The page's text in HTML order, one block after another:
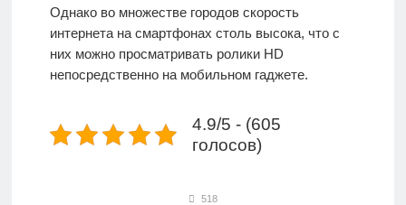
Однако во множестве городов скорость
интернета на смартфонах столь высока, что с
них можно просматривать ролики HD
непосредственно на мобильном гаджете.
4.9/5 - (605
голосов)
518